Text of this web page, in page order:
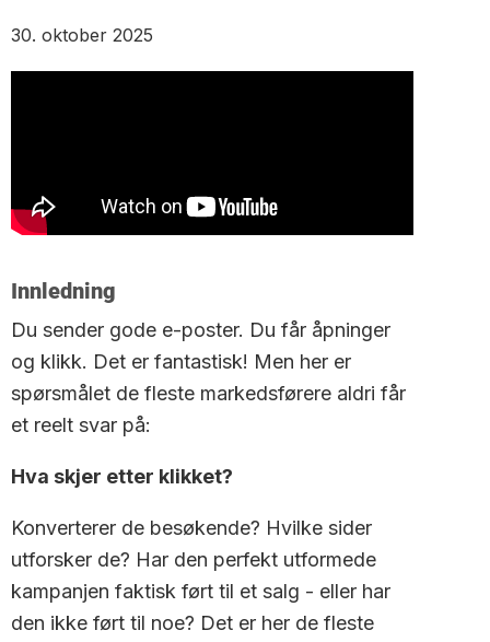
30. oktober 2025
Innledning
Du sender gode e-poster. Du får åpninger
og klikk. Det er fantastisk! Men her er
spørsmålet de fleste markedsførere aldri får
et reelt svar på:
Hva skjer etter klikket?
Konverterer de besøkende? Hvilke sider
utforsker de? Har den perfekt utformede
kampanjen faktisk ført til et salg - eller har
den ikke ført til noe? Det er her de fleste